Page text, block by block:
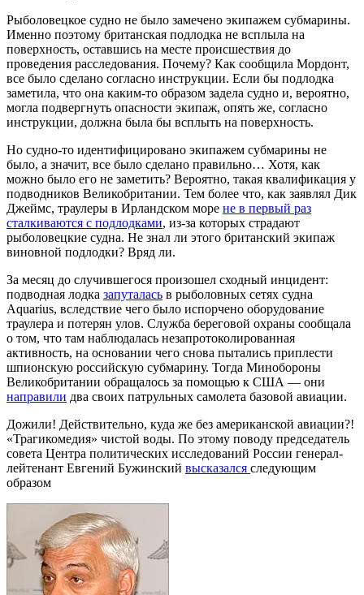
Рыболовецкое судно не было замечено экипажем субмарины.
Именно поэтому британская подлодка не всплыла на
поверхность, оставшись на месте происшествия до
проведения расследования. Почему? Как сообщила Мордонт,
все было сделано согласно инструкции. Если бы подлодка
заметила, что она каким-то образом задела судно и, вероятно,
могла подвергнуть опасности экипаж, опять же, согласно
инструкции, должна была бы всплыть на поверхность.
Но судно-то идентифицировано экипажем субмарины не
было, а значит, все было сделано правильно… Хотя, как
можно было его не заметить? Вероятно, такая квалификация у
подводников Великобритании. Тем более что, как заявлял Дик
Джеймс, траулеры в Ирландском море не в первый раз
сталкиваются с подлодками, из-за которых страдают
рыболовецкие судна. Не знал ли этого британский экипаж
виновной подлодки? Вряд ли.
За месяц до случившегося произошел сходный инцидент:
подводная лодка запуталась в рыболовных сетях судна
Aquarius, вследствие чего было испорчено оборудование
траулера и потерян улов. Служба береговой охраны сообщала
о том, что там наблюдалась незапротоколированная
активность, на основании чего снова пытались приплести
шпионскую российскую субмарину. Тогда Минобороны
Великобритании обращалось за помощью к США — они
направили два своих патрульных самолета базовой авиации.
Дожили! Действительно, куда же без американской авиации?!
«Трагикомедия» чистой воды. По этому поводу председатель
совета Центра политических исследований России генерал-
лейтенант Евгений Бужинский высказался следующим
образом